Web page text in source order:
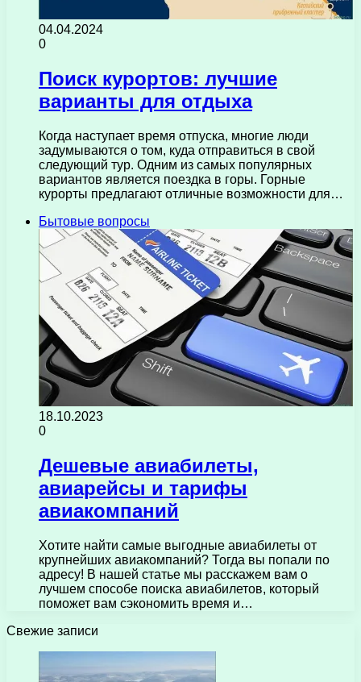
04.04.2024
0
Поиск курортов: лучшие
варианты для отдыха
Когда наступает время отпуска, многие люди
задумываются о том, куда отправиться в свой
следующий тур. Одним из самых популярных
вариантов является поездка в горы. Горные
курорты предлагают отличные возможности для…
Бытовые вопросы
18.10.2023
0
Дешевые авиабилеты,
авиарейсы и тарифы
авиакомпаний
Хотите найти самые выгодные авиабилеты от
крупнейших авиакомпаний? Тогда вы попали по
адресу! В нашей статье мы расскажем вам о
лучшем способе поиска авиабилетов, который
поможет вам сэкономить время и…
Свежие записи